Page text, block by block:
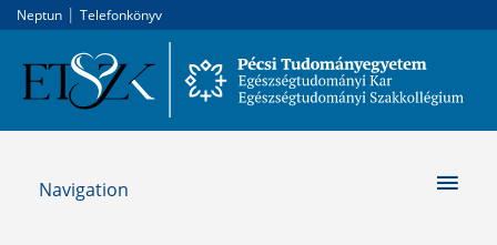
Neptun | Telefonkönyv
Navigation